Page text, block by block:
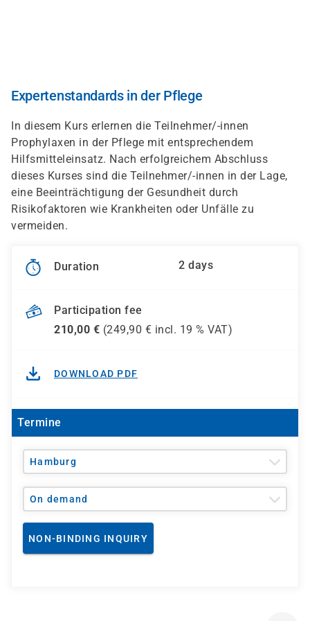
Expertenstandards in der Pflege
In diesem Kurs erlernen die Teilnehmer/-innen
Prophylaxen in der Pflege mit entsprechendem
Hilfsmitteleinsatz. Nach erfolgreichem Abschluss
dieses Kurses sind die Teilnehmer/-innen in der Lage,
eine Beeinträchtigung der Gesundheit durch
Risikofaktoren wie Krankheiten oder Unfälle zu
vermeiden.
Duration 2 days
Participation fee
210,00 € (249,90 € incl. 19 % VAT)
DOWNLOAD PDF
Termine
Hamburg
On demand
NON-BINDING INQUIRY